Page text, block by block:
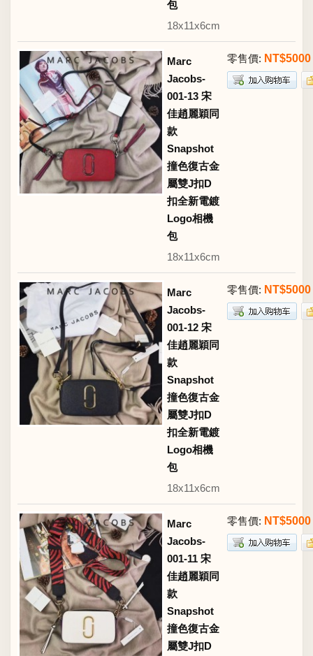
包
18x11x6cm
Marc
Jacobs-
001-13 宋
佳趙麗穎同
款
Snapshot
撞色復古金
屬雙J扣D
扣全新電鍍
Logo相機
包
18x11x6cm
零售價: NT$5000
Marc
Jacobs-
001-12 宋
佳趙麗穎同
款
Snapshot
撞色復古金
屬雙J扣D
扣全新電鍍
Logo相機
包
18x11x6cm
零售價: NT$5000
Marc
Jacobs-
001-11 宋
佳趙麗穎同
款
Snapshot
撞色復古金
屬雙J扣D
零售價: NT$5000